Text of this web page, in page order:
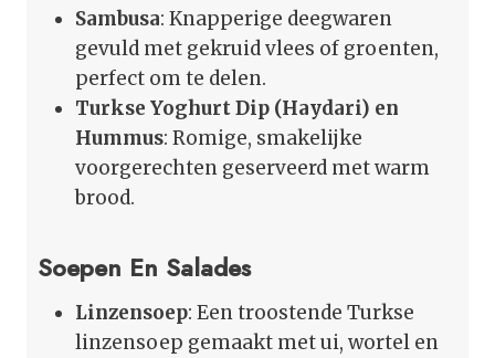
Sambusa: Knapperige deegwaren
gevuld met gekruid vlees of groenten,
perfect om te delen.
Turkse Yoghurt Dip (Haydari) en
Hummus: Romige, smakelijke
voorgerechten geserveerd met warm
brood.
Soepen En Salades
Linzensoep: Een troostende Turkse
linzensoep gemaakt met ui, wortel en